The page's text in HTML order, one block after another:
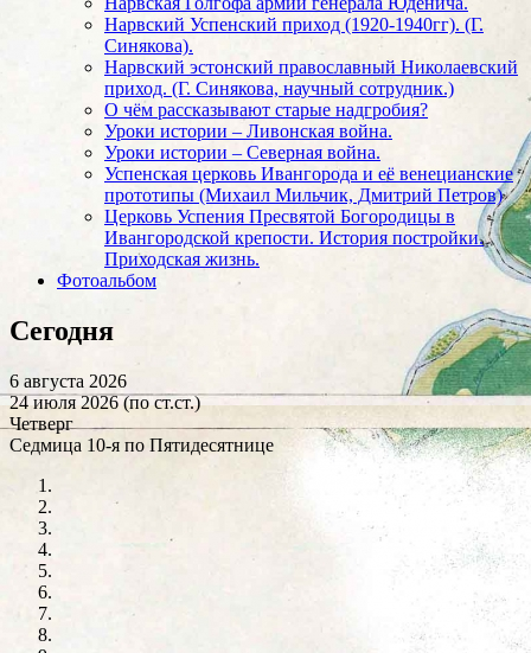
Нарвский Успенский приход (1920-1940гг). (Г.
Синякова).
Нарвский эстонский православный Николаевский
приход. (Г. Синякова, научный сотрудник.)
О чём рассказывают старые надгробия?
Уроки истории – Ливонская война.
Уроки истории – Северная война.
Успенская церковь Ивангорода и её венецианские
прототипы (Михаил Мильчик, Дмитрий Петров)
Церковь Успения Пресвятой Богородицы в
Ивангородской крепости. История постройки.
Приходская жизнь.
Фотоальбом
Сегодня
6 августа 2026
24 июля 2026 (по ст.ст.)
Четверг
Седмица 10-я по Пятидесятнице